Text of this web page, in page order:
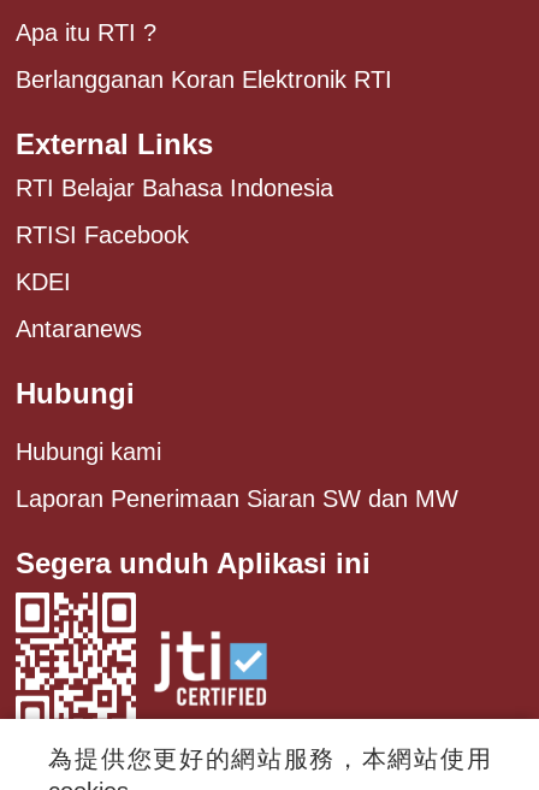
Apa itu RTI ?
Berlangganan Koran Elektronik RTI
External Links
RTI Belajar Bahasa Indonesia
RTISI Facebook
KDEI
Antaranews
Hubungi
Hubungi kami
Laporan Penerimaan Siaran SW dan MW
Segera unduh Aplikasi ini
為提供您更好的網站服務，本網站使用